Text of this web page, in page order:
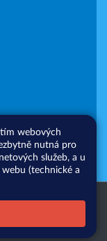
Web školy
webových
nutná pro
služeb, a u
(technické a